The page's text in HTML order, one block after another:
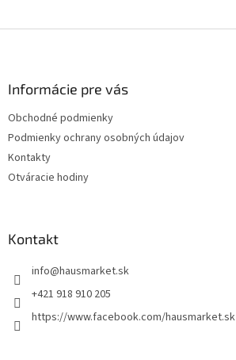
Informácie pre vás
Obchodné podmienky
Podmienky ochrany osobných údajov
Kontakty
Otváracie hodiny
Kontakt
info@hausmarket.sk
+421 918 910 205
https://www.facebook.com/hausmarket.sk